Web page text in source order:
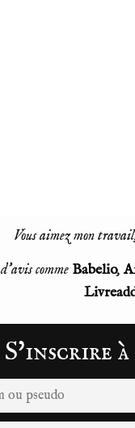
Vous aimez mon
comme Babelio,
S'inscrire